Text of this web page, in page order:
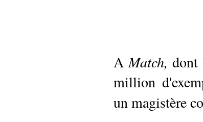
AMatch, dont
million
un magistère